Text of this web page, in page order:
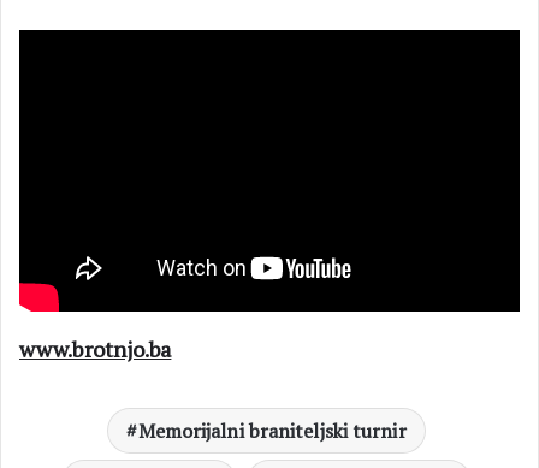
www.brotnjo.ba
Memorijalni braniteljski turnir